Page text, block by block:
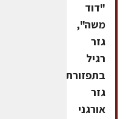
"דוד
משה",
גזר
רגיל
בתפזורת,
גזר
אורגני